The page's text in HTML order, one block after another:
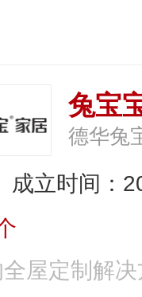
兔宝
成立时间：
屋定制解